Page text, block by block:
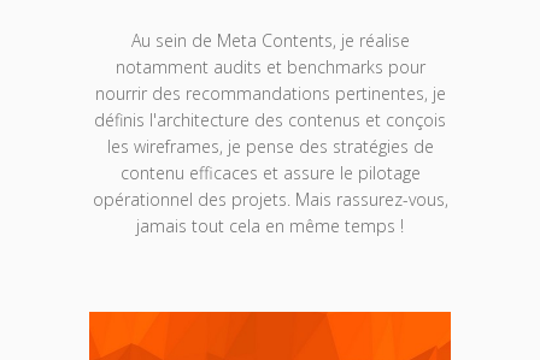
Au sein de Meta Contents, je réalise
notamment audits et benchmarks pour
nourrir des recommandations pertinentes, je
définis l'architecture des contenus et conçois
les wireframes, je pense des stratégies de
contenu efficaces et assure le pilotage
opérationnel des projets. Mais rassurez-vous,
jamais tout cela en même temps !